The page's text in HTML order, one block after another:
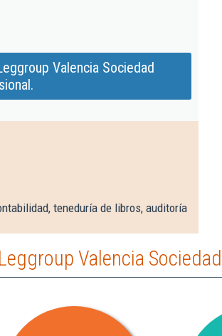
Valencia Sociedad
teneduría de libros, auditoría
Valencia